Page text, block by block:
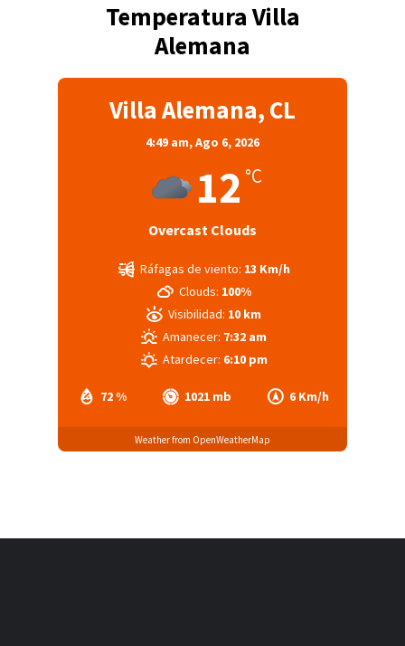
Temperatura Villa
Alemana
Villa Alemana, CL
4:49 am,Ago 6, 2026
12 °C
Overcast Clouds
72 % 1021 mb 6 Km/h
Ráfagas de viento: 13 Km/h
Clouds: 100%
Visibilidad: 10 km
Amanecer: 7:32 am
Atardecer: 6:10 pm
Weather from OpenWeatherMap